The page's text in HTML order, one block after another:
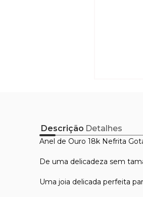
Descrição Detalhes
Anel de Ouro 18k Nefrita
De uma delicadeza sem
Uma joia delicada perfeita